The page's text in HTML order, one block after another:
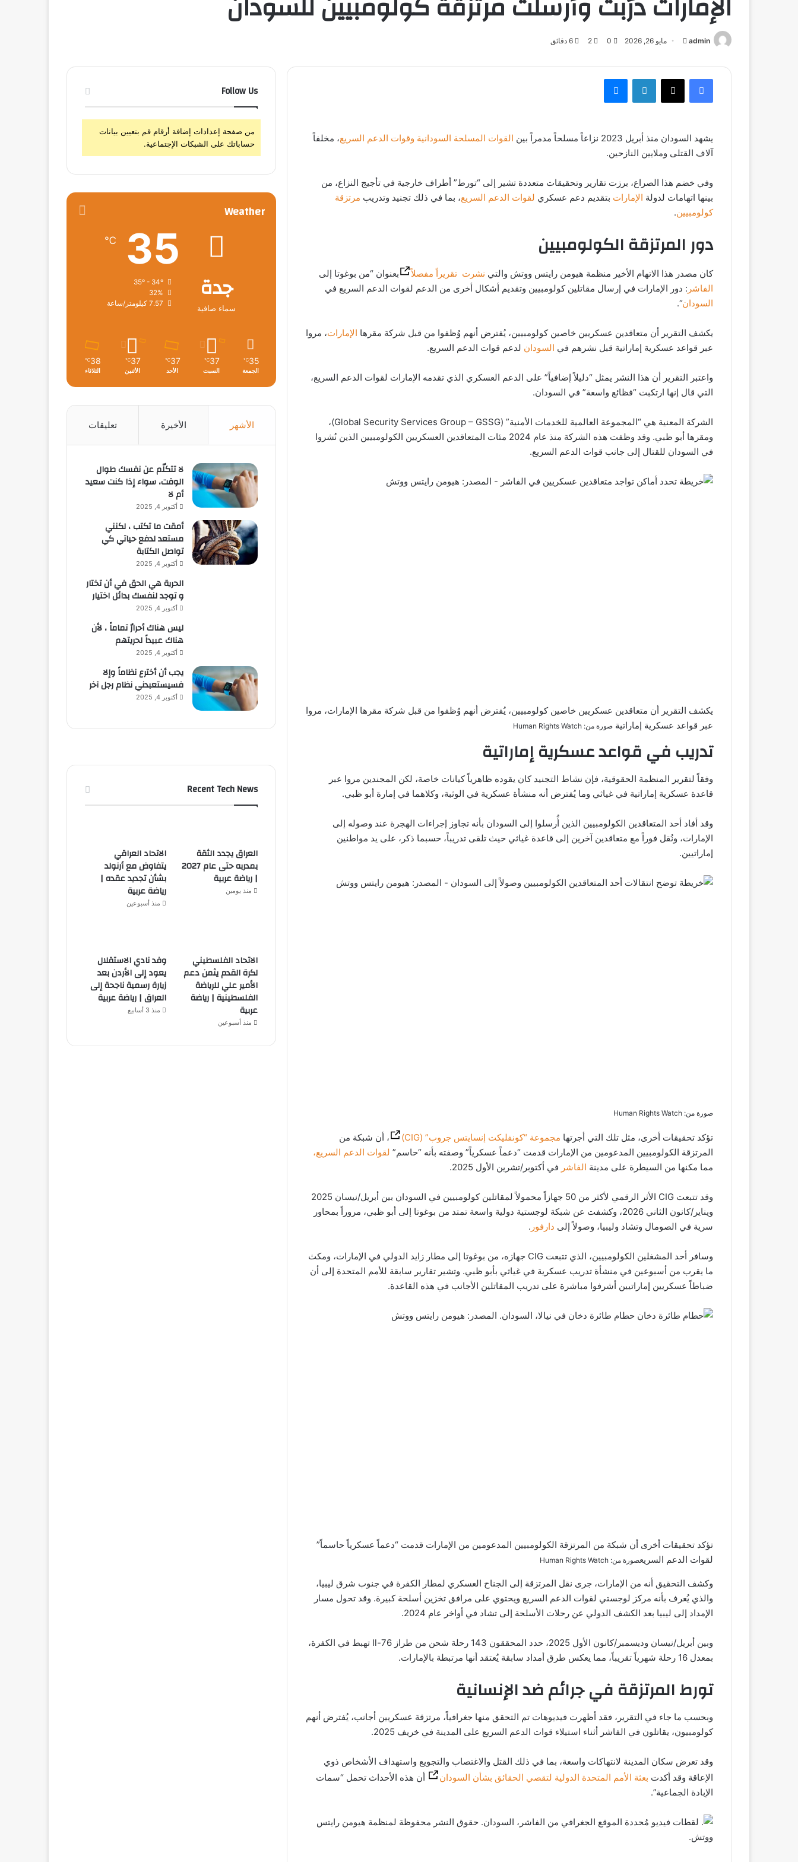
admin
أرسل
إلكترونيا
مايو 26, 2026 0
2
فيسبوك لينكدإن
يشهد السودان منذ أبريل 2023 نزاعاً مسلحاً مدمراً بين القوات المسلحة السودانية وقوات الدعم السريع، مخلفاً
آلاف القتلى وملايين النازحين.
وفي خضم هذا الصراع، برزت تقارير وتحقيقات متعددة تشير إلى “تورط” أطراف خارجية في تأجيج النزاع، من
بينها اتهامات لدولة الإمارات بتقديم دعم عسكري لقوات الدعم السريع، بما في ذلك تجنيد وتدريب مرتزقة
كولومبيين.
دور المرتزقة الكولومبيين
كان مصدر هذا الاتهام الأخير منظمة هيومن رايتس ووتش والتي نشرت تقريراً مفصلاً
بعنوان “من بوغوتا إلى
الفاشر : دور الإمارات في إرسال مقاتلين كولومبيين وتقديم أشكال أخرى من الدعم لقوات الدعم السريع في
السودان“.
يكشف التقرير أن متعاقدين عسكريين خاصين كولومبيين، يُفترض أنهم وُظفوا من قبل شركة مقرها الإمارات، مروا
عبر قواعد عسكرية إماراتية قبل نشرهم في السودان لدعم قوات الدعم السريع.
واعتبر التقرير أن هذا النشر يمثل “دليلاً إضافياً” على الدعم العسكري الذي تقدمه الإمارات لقوات الدعم السريع،
التي قال إنها ارتكبت “فظائع واسعة” في السودان.
الشركة المعنية هي “المجموعة العالمية للخدمات الأمنية” (Global Security Services Group – GSSG)،
ومقرها أبو ظبي. وقد وظفت هذه الشركة منذ عام 2024 مئات المتعاقدين العسكريين الكولومبيين الذين نُشروا
في السودان للقتال إلى جانب قوات الدعم السريع.
يكشف التقرير أن متعاقدين عسكريين خاصين كولومبيين، يُفترض أنهم وُظفوا من قبل شركة مقرها الإمارات، مروا
عبر قواعد عسكرية إماراتية صورة من: Human Rights Watch
تدريب في قواعد عسكرية إماراتية
وفقاً لتقرير المنظمة الحقوقية، فإن نشاط التجنيد كان يقوده ظاهرياً كيانات خاصة، لكن المجندين مروا عبر
قاعدة عسكرية إماراتية في غياثي وما يُفترض أنه منشأة عسكرية في الوثبة، وكلاهما في إمارة أبو ظبي.
وقد أفاد أحد المتعاقدين الكولومبيين الذين أُرسلوا إلى السودان بأنه تجاوز إجراءات الهجرة عند وصوله إلى
الإمارات، ونُقل فوراً مع متعاقدين آخرين إلى قاعدة غياثي حيث تلقى تدريباً، حسبما ذكر، على يد مواطنين
إماراتيين.
صورة من: Human Rights Watch
تؤكد تحقيقات أخرى، مثل تلك التي أجرتها مجموعة “كونفليكت إنسايتس جروب” (CIG)
، أن شبكة من
المرتزقة الكولومبيين المدعومين من الإمارات قدمت “دعماً عسكرياً” وصفته بأنه “حاسم” لقوات الدعم السريع،
مما مكنها من السيطرة على مدينة الفاشر في أكتوبر/تشرين الأول 2025.
وقد تتبعت CIG الأثر الرقمي لأكثر من 50 جهازاً محمولاً لمقاتلين كولومبيين في السودان بين أبريل/نيسان 2025
ويناير/كانون الثاني 2026، وكشفت عن شبكة لوجستية دولية واسعة تمتد من بوغوتا إلى أبو ظبي، مروراً بمحاور
سرية في الصومال وتشاد وليبيا، وصولاً إلى دارفور .
وسافر أحد المشغلين الكولومبيين، الذي تتبعت CIG جهازه، من بوغوتا إلى مطار زايد الدولي في الإمارات، ومكث
ما يقرب من أسبوعين في منشأة تدريب عسكرية في غياثي بأبو ظبي. وتشير تقارير سابقة للأمم المتحدة إلى أن
ضباطاً عسكريين إماراتيين أشرفوا مباشرة على تدريب المقاتلين الأجانب في هذه القاعدة.
تؤكد تحقيقات أخرى أن شبكة من المرتزقة الكولومبيين المدعومين من الإمارات قدمت “دعماً عسكرياً حاسماً”
لقوات الدعم السريعصورة من: Human Rights Watch
وكشف التحقيق أنه من الإمارات، جرى نقل المرتزقة إلى الجناح العسكري لمطار الكفرة في جنوب شرق ليبيا،
والذي يُعرف بأنه مركز لوجستي لقوات الدعم السريع ويحتوي على مرافق تخزين أسلحة كبيرة. وقد تحول مسار
الإمداد إلى ليبيا بعد الكشف الدولي عن رحلات الأسلحة إلى تشاد في أواخر عام 2024.
وبين أبريل/نيسان وديسمبر/كانون الأول 2025، حدد المحققون 143 رحلة شحن من طراز Il-76 تهبط في الكفرة،
بمعدل 16 رحلة شهرياً تقريباً، مما يعكس طرق أمداد سابقة يُعتقد أنها مرتبطة بالإمارات.
تورط المرتزقة في جرائم ضد الإنسانية
وبحسب ما جاء في التقرير، فقد أظهرت فيديوهات تم التحقق منها جغرافياً، مرتزقة عسكريين أجانب، يُفترض أنهم
كولومبيون، يقاتلون في الفاشر أثناء استيلاء قوات الدعم السريع على المدينة في خريف 2025.
وقد تعرض سكان المدينة لانتهاكات واسعة، بما في ذلك القتل والاغتصاب والتجويع واستهداف الأشخاص ذوي
الإعاقة وقد أكدت بعثة الأمم المتحدة الدولية لتقصي الحقائق بشأن السودان
أن هذه الأحداث تحمل “سمات
الإبادة الجماعية”.
Follow Us
من صفحة إعدادات إضافة أرقام قم بتعيين بيانات
حساباتك على الشبكات الإجتماعية.
Weather
جدة
سماء صافية
35
℃
35º - 34º
32%
7.57 كيلومتر/ساعة
35
℃
الجمعة
37
℃
السبت
37
℃
الأحد
37
℃
الأثنين
38
℃
الثلاثاء
الأشهر الأخيرة تعليقات
لا تتكلّم عن نفسك طوال
الوقت، سواء إذا كنت سعيد
أم لا
أكتوبر 4, 2025
أمقت ما تكتب ، لكنني
مستعد لدفع حياتي كي
تواصل الكتابة
أكتوبر 4, 2025
الحرية هي الحق في أن تختار
و توجد لنفسك بدائل اختيار
أكتوبر 4, 2025
ليس هناك أحرارٌ تماماً ، لأن
هناك عبيداً لحريتهم
أكتوبر 4, 2025
يجب أن أخترع نظاماً وإلا
فسيستعبدني نظام رجل آخر
أكتوبر 4, 2025
Recent Tech News
العراق يجدد الثقة
بمدربه حتى عام 2027
| رياضة عربية
منذ يومين
الاتحاد العراقي
يتفاوض مع أرنولد
بشأن تجديد عقده |
رياضة عربية
منذ أسبوعين
الاتحاد الفلسطيني
لكرة القدم يثمن دعم
الأمير علي للرياضة
الفلسطينية | رياضة
عربية
منذ أسبوعين
وفد نادي الاستقلال
يعود إلى الأردن بعد
زيارة رسمية ناجحة إلى
العراق | رياضة عربية
منذ 3 أسابيع